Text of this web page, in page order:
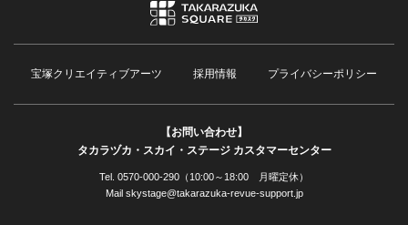
宝塚クリエイティブアーツ 採用情報 プライバシーポリシー
【お問い合わせ】
タカラヅカ・スカイ・ステージ カスタマーセンター
Tel. 0570-000-290（10:00～18:00 月曜定休）
Mail skystage@takarazuka-revue-support.jp